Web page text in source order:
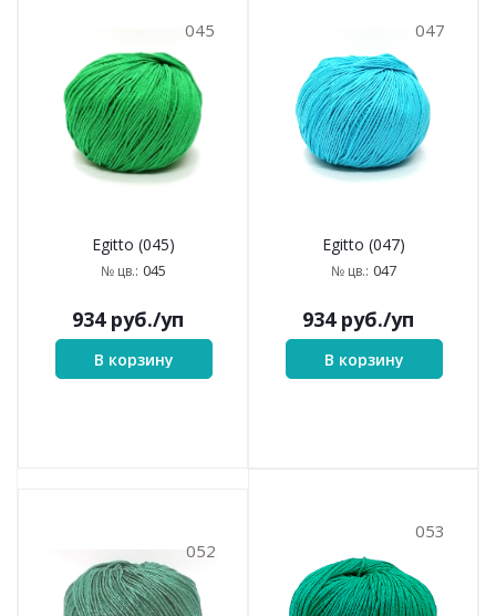
045
Egitto (045)
№ цв.: 045
934руб./уп
В корзину
047
Egitto (047)
№ цв.: 047
934руб./уп
В корзину
052
053